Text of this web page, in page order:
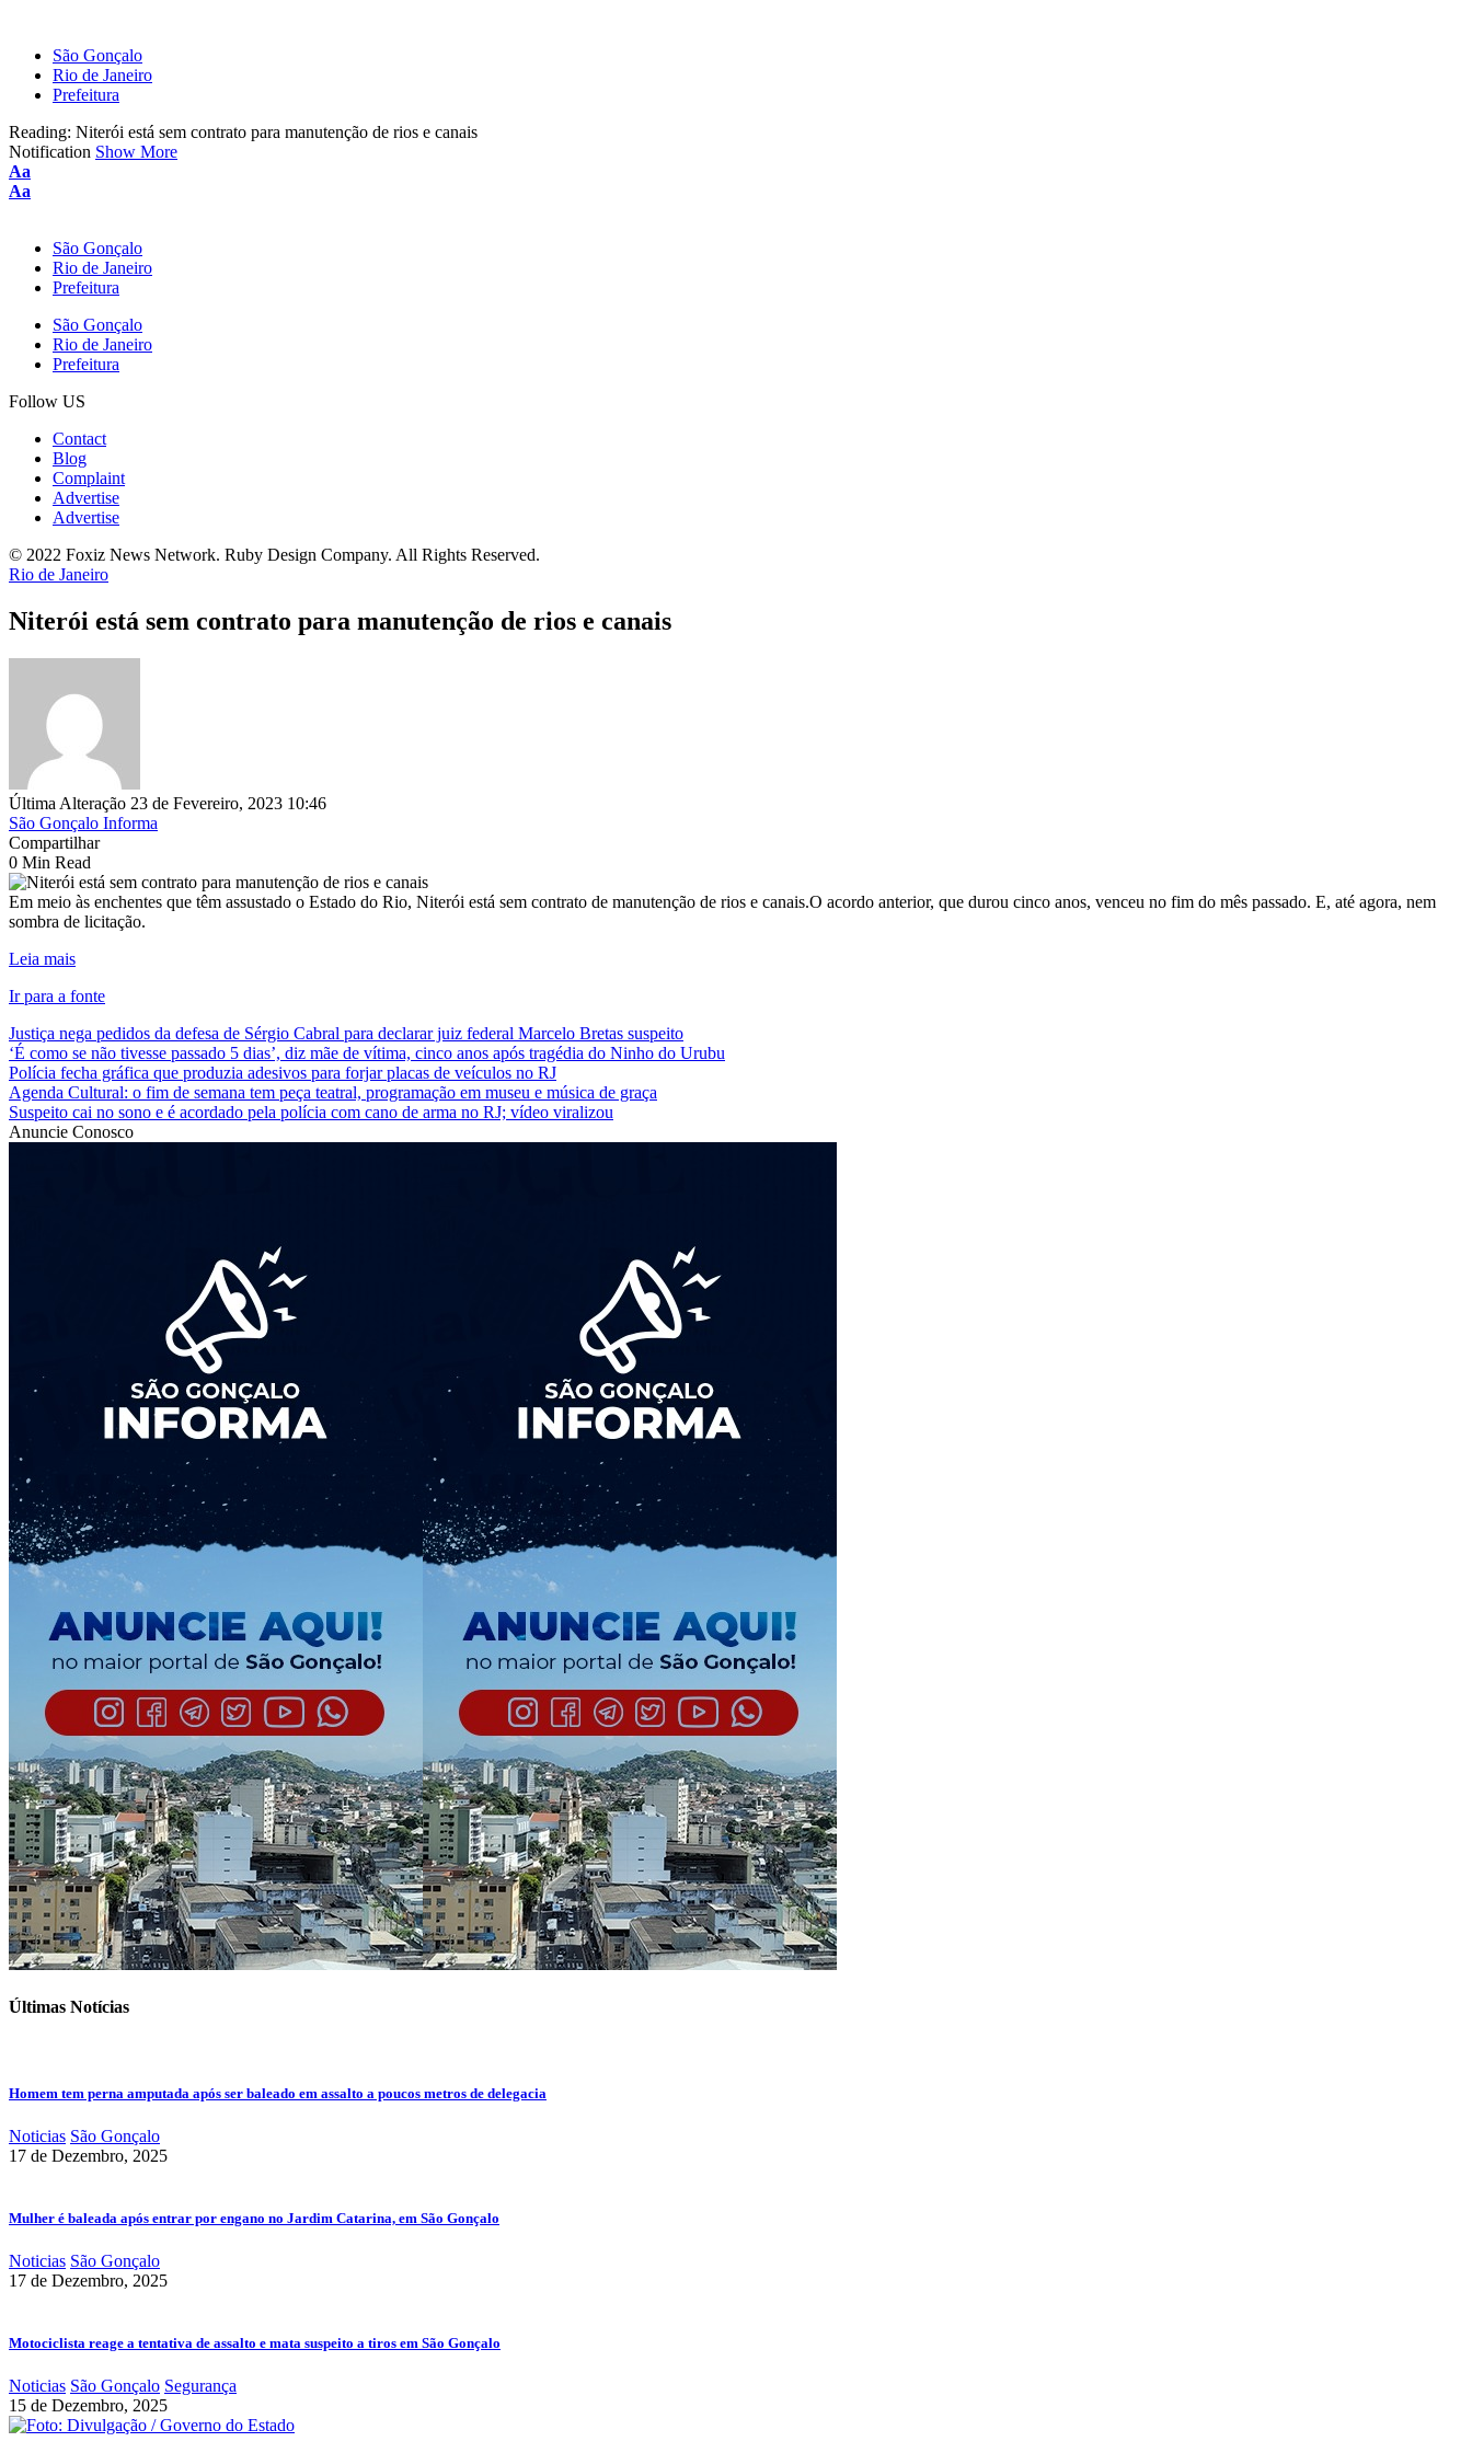
São Gonçalo
Rio de Janeiro
Prefeitura
Reading: Niterói está sem contrato para manutenção de rios e canais
Notification Show More
Font
Resizer
Aa
Font
Aa
São Gonçalo
Rio de Janeiro
Prefeitura
São Gonçalo
Rio de Janeiro
Prefeitura
Follow US
Contact
Blog
Complaint
Advertise
Advertise
© 2022 Foxiz News Network. Ruby Design Company. All Rights Reserved.
Rio de Janeiro
Niterói está sem contrato para manutenção de rios e canais
Última Alteração 23 de Fevereiro, 2023 10:46
São Gonçalo Informa
Compartilhar
0 Min Read
Em meio às enchentes que têm assustado o Estado do Rio, Niterói está sem contrato de manutenção de rios e canais.O acordo anterior, que durou cinco anos, venceu no fim do mês passado. E, até agora, nem
sombra de licitação.
Leia mais
Ir para a fonte
Justiça nega pedidos da defesa de Sérgio Cabral para declarar juiz federal Marcelo Bretas suspeito
‘É como se não tivesse passado 5 dias’, diz mãe de vítima, cinco anos após tragédia do Ninho do Urubu
Polícia fecha gráfica que produzia adesivos para forjar placas de veículos no RJ
Agenda Cultural: o fim de semana tem peça teatral, programação em museu e música de graça
Suspeito cai no sono e é acordado pela polícia com cano de arma no RJ; vídeo viralizou
Anuncie Conosco
Últimas Notícias
Homem tem perna amputada após ser baleado em assalto a poucos metros de delegacia
Noticias São Gonçalo
17 de Dezembro, 2025
Mulher é baleada após entrar por engano no Jardim Catarina, em São Gonçalo
Noticias São Gonçalo
17 de Dezembro, 2025
Motociclista reage a tentativa de assalto e mata suspeito a tiros em São Gonçalo
Noticias São Gonçalo Segurança
15 de Dezembro, 2025